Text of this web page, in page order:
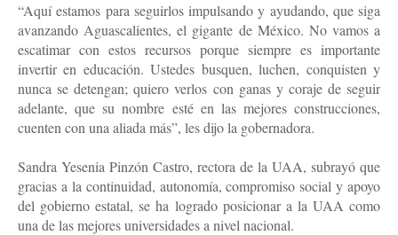
“Aquí estamos para seguirlos impulsando y ayudando, que siga
avanzando Aguascalientes, el gigante de México. No vamos a
escatimar con estos recursos porque siempre es importante
invertir en educación. Ustedes busquen, luchen, conquisten y
nunca se detengan; quiero verlos con ganas y coraje de seguir
adelante, que su nombre esté en las mejores construcciones,
cuenten con una aliada más”, les dijo la gobernadora.
Sandra Yesenia Pinzón Castro, rectora de la UAA, subrayó que
gracias a la continuidad, autonomía, compromiso social y apoyo
del gobierno estatal, se ha logrado posicionar a la UAA como
una de las mejores universidades a nivel nacional.